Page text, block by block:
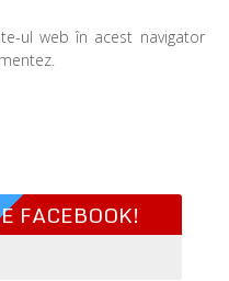
ul web în acest navigator
FACEBOOK!